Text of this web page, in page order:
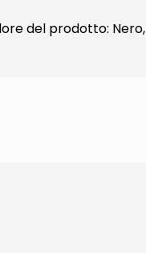
del prodotto: